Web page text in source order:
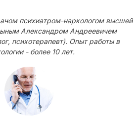
психиатром-наркологом высшей
Александром Андреевичем
психотерапевт). Опыт работы в
- более 10 лет.